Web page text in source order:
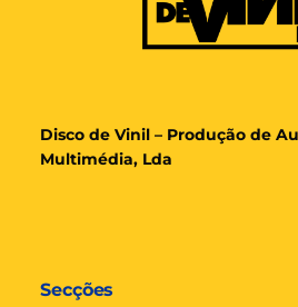
Disco de Vinil – Produção de
Multimédia, Lda
Secções